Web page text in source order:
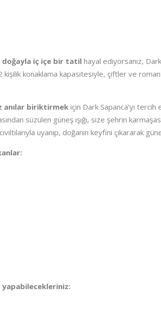
doğayla iç içe bir tatil hayal ediyorsanız,
kişilik konaklama kapasitesiyle, çiftler ve
anılar biriktirmekiçin Dark Sapanca’yı
süzülen güneş ışığı, size şehrin
uyanıp, doğanın keyfini çıkararak
yapabilecekleriniz: